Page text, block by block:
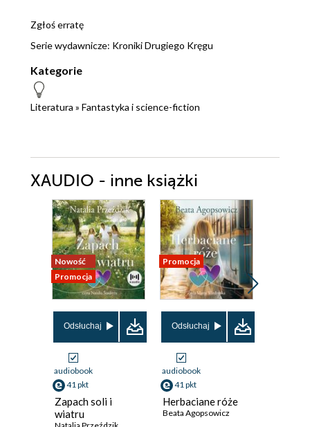
Zgłoś erratę
Serie wydawnicze: Kroniki Drugiego Kręgu
Kategorie
Literatura » Fantastyka i science-fiction
XAUDIO - inne książki
Nowość
Promocja
Odsłuchaj
audiobook
41 pkt
Zapach soli i
wiatru
Promocja
Odsłuchaj
audiobook
41 pkt
Herbaciane róże
Beata Agopsowicz